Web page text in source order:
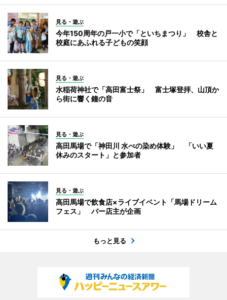
見る・遊ぶ
今年150周年の戸一小で「といちまつり」 校舎と
校庭にあふれる子どもの笑顔
見る・遊ぶ
水稲荷神社で「高田富士祭」 富士塚登拝、山頂か
ら街に響く鐘の音
見る・遊ぶ
高田馬場で「神田川 水べの染め体験」 「いい夏
休みのスタート」と参加者
見る・遊ぶ
高田馬場で飲食店×ライブイベント「馬場ドリーム
フェス」 バー店主が企画
もっと見る